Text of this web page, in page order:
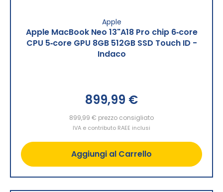
Apple
Apple MacBook Neo 13"A18 Pro chip 6‑core
CPU 5‑core GPU 8GB 512GB SSD Touch ID -
Indaco
899,99 €
899,99 € prezzo consigliato
IVA e contributo RAEE inclusi
Aggiungi al Carrello